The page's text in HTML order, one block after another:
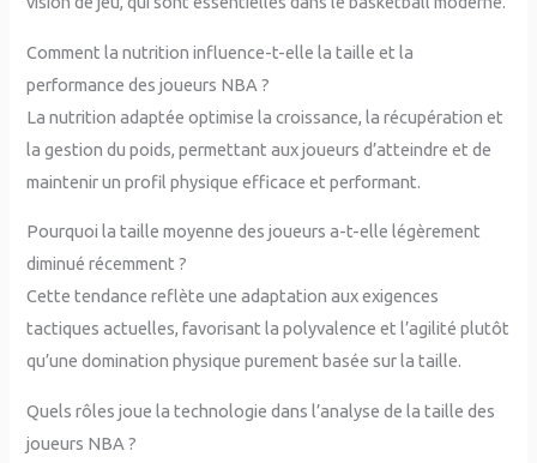
Comment la nutrition influence-t-elle la taille et la
performance des joueurs NBA ?
La nutrition adaptée optimise la croissance, la récupération et
la gestion du poids, permettant aux joueurs d’atteindre et de
maintenir un profil physique efficace et performant.
Pourquoi la taille moyenne des joueurs a-t-elle légèrement
diminué récemment ?
Cette tendance reflète une adaptation aux exigences
tactiques actuelles, favorisant la polyvalence et l’agilité plutôt
qu’une domination physique purement basée sur la taille.
Quels rôles joue la technologie dans l’analyse de la taille des
joueurs NBA ?